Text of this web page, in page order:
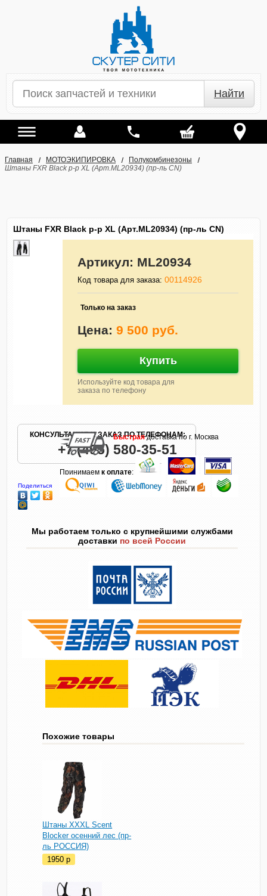
Найти
Главная МОТОЭКИПИРОВКА
Полукомбинезоны
Штаны FXR Black р-р XL (Арт.ML20934) (пр-ль CN)
Штаны FXR Black р-р XL (Арт.ML20934) (пр-ль CN)
Артикул: ML20934
Код товара для заказа:00114926
Только на заказ
Цена:9 500 руб.
Купить
Используйте код товара для
заказа по телефону
КОНСУЛЬТАЦИЯ И ЗАКАЗ ПО ТЕЛЕФОНАМ:
+7 (495) 580-35-51
Поделиться
Быстраядоставка по г. Москва
Принимаемк оплате:
Мы работаем только с крупнейшими службами
доставки по всей России
Похожие товары
Штаны XXXL Scent
Blocker осенний лес (пр-
ль РОССИЯ)
1950p